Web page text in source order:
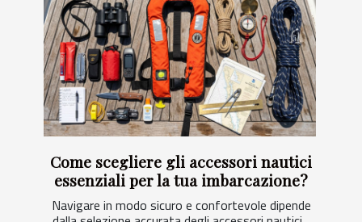
Come scegliere gli accessori nautici
essenziali per la tua imbarcazione?
Navigare in modo sicuro e confortevole dipende